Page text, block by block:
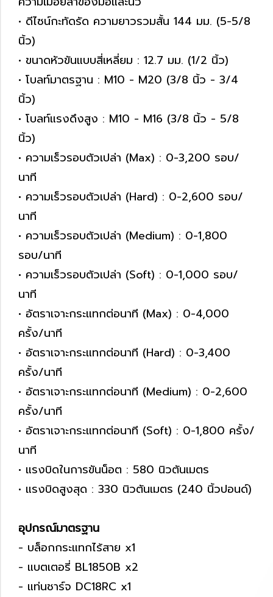
• ดีไซน์กะทัดรัด ความยาวรวมสั้น 144 มม. (5-5/8
นิ้ว)
• ขนาดหัวขันแบบสี่เหลี่ยม : 12.7 มม. (1/2 นิ้ว)
• โบลท์มาตรฐาน : M10 - M20 (3/8 นิ้ว - 3/4
นิ้ว)
• โบลท์แรงดึงสูง : M10 - M16 (3/8 นิ้ว - 5/8
นิ้ว)
• ความเร็วรอบตัวเปล่า (Max) : 0-3,200 รอบ/
นาที
• ความเร็วรอบตัวเปล่า (Hard) : 0-2,600 รอบ/
นาที
• ความเร็วรอบตัวเปล่า (Medium) : 0-1,800
รอบ/นาที
• ความเร็วรอบตัวเปล่า (Soft) : 0-1,000 รอบ/
นาที
• อัตราเจาะกระแทกต่อนาที (Max) : 0-4,000
ครั้ง/นาที
• อัตราเจาะกระแทกต่อนาที (Hard) : 0-3,400
ครั้ง/นาที
• อัตราเจาะกระแทกต่อนาที (Medium) : 0-2,600
ครั้ง/นาที
• อัตราเจาะกระแทกต่อนาที (Soft) : 0-1,800 ครั้ง/
นาที
• แรงบิดในการขันน็อต : 580 นิวตันเมตร
• แรงบิดสูงสุด : 330 นิวตันเมตร (240 นิ้วปอนด์)
อุปกรณ์มาตรฐาน
- บล็อกกระแทกไร้สาย x1
- แบตเตอรี่ BL1850B x2
- แท่นชาร์จ DC18RC x1